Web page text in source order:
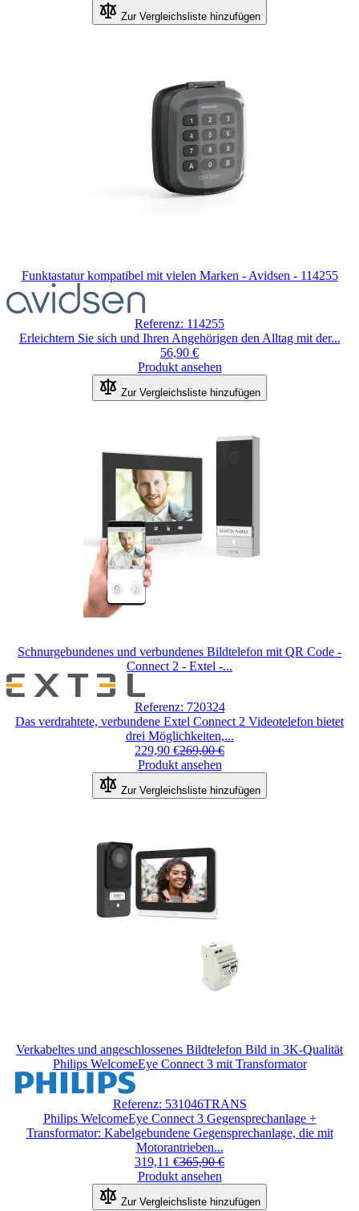
Zur Vergleichsliste hinzufügen
Funktastatur kompatibel mit vielen Marken - Avidsen - 114255
Referenz: 114255
Erleichtern Sie sich und Ihren Angehörigen den Alltag mit der...
56,90 €
Produkt ansehen
Zur Vergleichsliste hinzufügen
Schnurgebundenes und verbundenes Bildtelefon mit QR Code -
Connect 2 - Extel -...
Referenz: 720324
Das verdrahtete, verbundene Extel Connect 2 Videotelefon bietet
drei Möglichkeiten,...
229,90 €269,00 €
Produkt ansehen
Zur Vergleichsliste hinzufügen
Verkabeltes und angeschlossenes Bildtelefon Bild in 3K-Qualität
Philips WelcomeEye Connect 3 mit Transformator
hängt
von
den
auf
der
Produktseite
Optionen
Referenz: 531046TRANS
Philips WelcomeEye Connect 3 Gegensprechanlage +
Transformator: Kabelgebundene Gegensprechanlage, die mit
Motorantrieben...
319,11 €365,90 €
Produkt ansehen
Zur Vergleichsliste hinzufügen